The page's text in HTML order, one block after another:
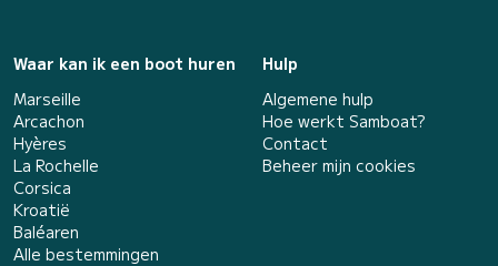
Waar kan ik een boot huren
Marseille
Arcachon
Hyères
La Rochelle
Corsica
Kroatië
Baléaren
Alle bestemmingen
Hulp
Algemene hulp
Hoe werkt Samboat?
Contact
Beheer mijn cookies